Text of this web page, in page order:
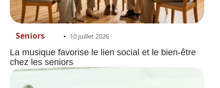
Seniors 10 juillet 2026
La musique favorise le lien social et le bien-être
chez les seniors